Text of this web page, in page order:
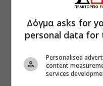
Δόγμα asks for
personal data for
Personalised
content
services